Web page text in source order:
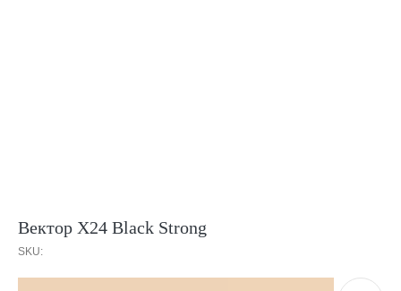
Вектор Х24 Black Strong
SKU: